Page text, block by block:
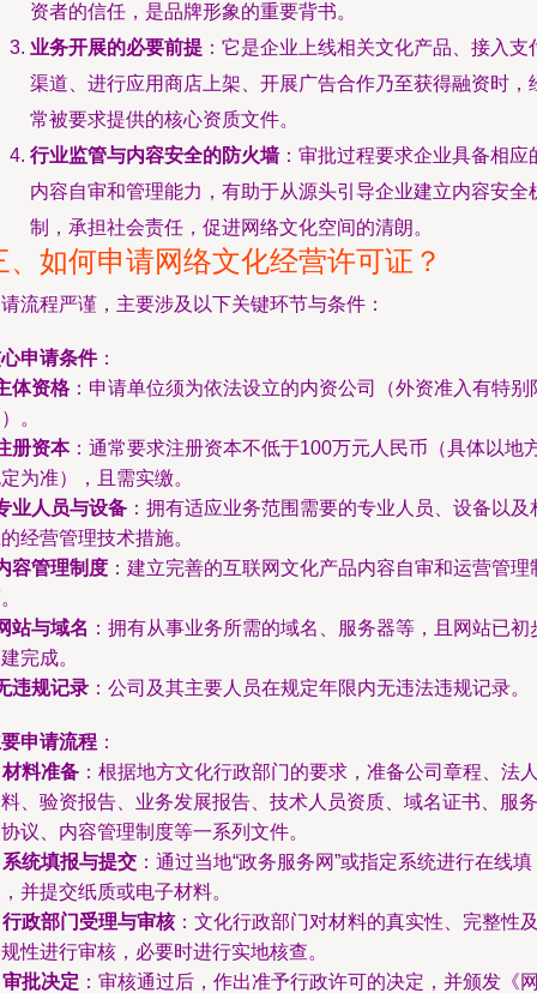
资者的信任，是品牌形象的重要背书。
业务开展的必要前提 ：它是企业上线相关文化产品、接入支
渠道、进行应用商店上架、开展广告合作乃至获得融资时，
常被要求提供的核心资质文件。
行业监管与内容安全的防火墙：审批过程要求企业具备相应
内容自审和管理能力，有助于从源头引导企业建立内容安全
制，承担社会责任，促进网络文化空间的清朗。
、如何申请网络文化经营许可证？
流程严谨，主要涉及以下关键环节与条件：
申请条件：
体资格：申请单位须为依法设立的内资公司（外资准入有特别
。
册资本：通常要求注册资本不低于100万元人民币（具体以地
为准），且需实缴。
业人员与设备 ：拥有适应业务范围需要的专业人员、设备以及
经营管理技术措施。
容管理制度 ：建立完善的互联网文化产品内容自审和运营管理
站与域名 ：拥有从事业务所需的域名、服务器等，且网站已初
完成。
违规记录 ：公司及其主要人员在规定年限内无违法违规记录。
申请流程 ：
材料准备 ：根据地方文化行政部门的要求，准备公司章程、法
、验资报告、业务发展报告、技术人员资质、域名证书、服务
议、内容管理制度等一系列文件。
系统填报与提交 ：通过当地“政务服务网”或指定系统进行在线填
并提交纸质或电子材料。
行政部门受理与审核：文化行政部门对材料的真实性、完整性
性进行审核，必要时进行实地核查。
审批决定 ：审核通过后，作出准予行政许可的决定，并颁发《